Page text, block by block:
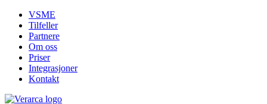
VSME
Tilfeller
Partnere
Om oss
Priser
Integrasjoner
Kontakt